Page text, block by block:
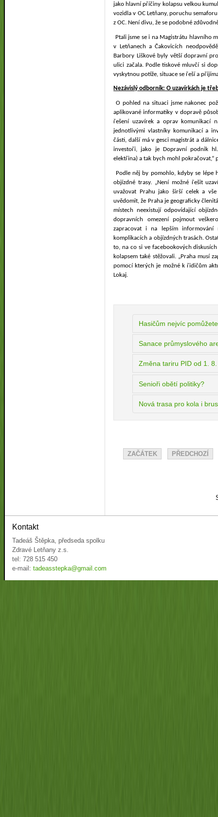
jako hlavní příčiny kolapsu velkou
vozidla v OC Letňany, poruchu
z OC. Není divu, že se podobné
Ptali jsme se i na Magistrátu hlavního
v Letňanech a Čakovicích
Barbory Liškové byly větší dopravní
ulici začala. Podle tiskové mluvčí si
vyskytnou potíže, situace se řeší a
Nezávislý odborník: O uzavírkách je
O pohled na situaci jsme nakonec
aplikované informatiky v dopravě
řešení uzavírek a oprav komunikací
jednotlivými vlastníky komunikací a
části, další má v gesci magistrát a
investoři, jako je Dopravní podnik
elektřina) a tak bych mohl pokračovat,“
Podle něj by pomohlo, kdyby se
objízdné trasy. „Není možné řešit
uvažovat Prahu jako širší celek a
uvědomit, že Praha je geograficky
místech neexistují odpovídající
dopravních omezení pojmout
zapracovat i na lepším
komplikacích a objízdných trasách.
to, na co si ve facebookových
kolapsem také stěžovali. „Praha musí
pomocí kterých je možné k řidičům
Lokaj.
Hasičům nejvíc
Sanace průmyslového
Změna tariru PID od 1.
Senioři obětí politiky?
Nová trasa pro kola i
ZAČÁTEK PŘEDCHOZÍ
Kontakt
Tadeáš Štěpka, předseda spolku
Zdravé Letňany z.s.
tel: 728 515 450
e-mail: tadeasstepka@gmail.com